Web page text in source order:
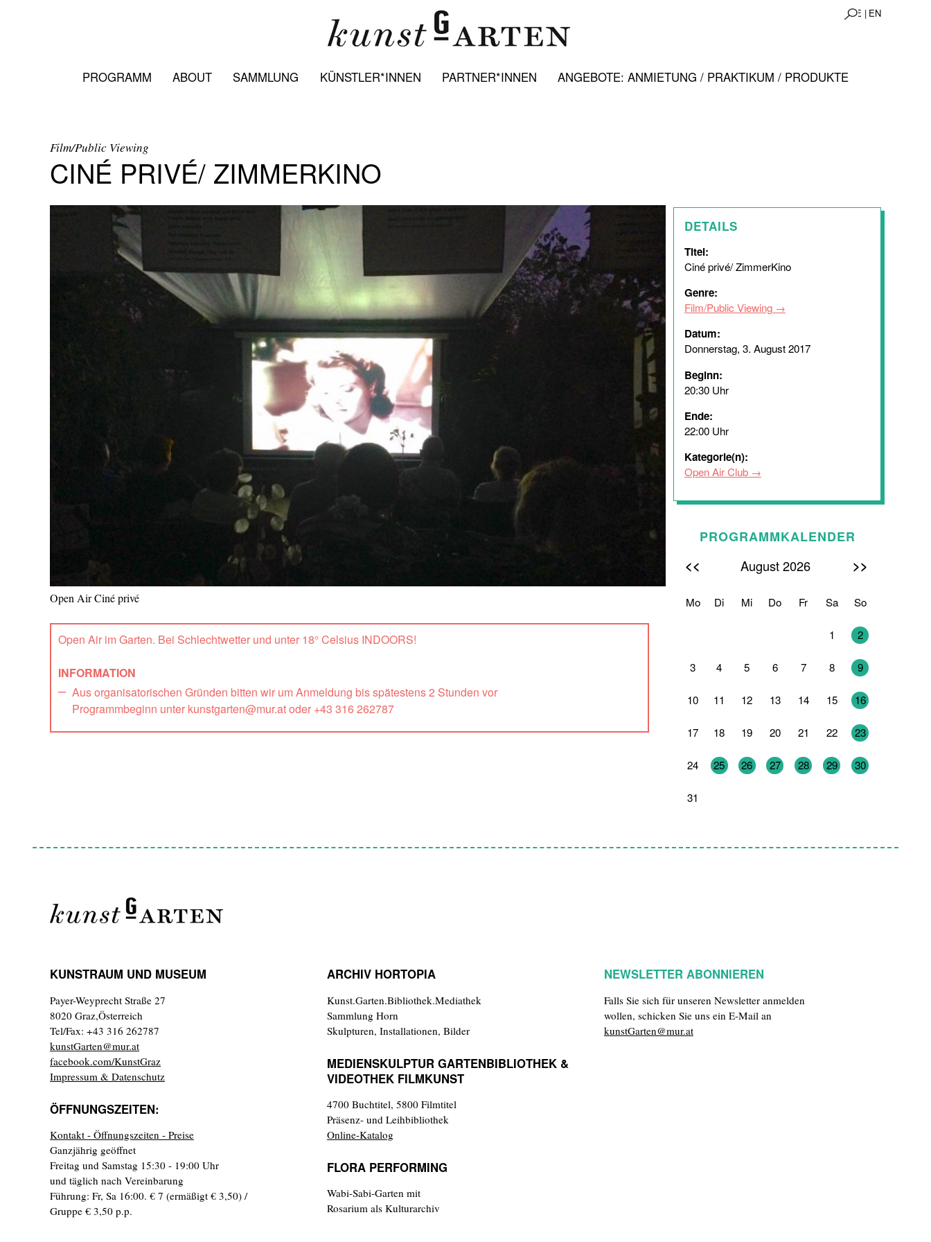
DE | EN
PROGRAMM ABOUT SAMMLUNG KÜNSTLER*INNEN PARTNER*INNEN ANGEBOTE: ANMIETUNG / PRAKTIKUM / PRODUKTE
Film/Public Viewing
CINÉ PRIVÉ/ ZIMMERKINO
Open Air Ciné privé
Open Air im Garten. Bei Schlechtwetter und unter 18° Celsius INDOORS!
INFORMATION
Aus organisatorischen Gründen bitten wir um Anmeldung bis spätestens 2 Stunden vor
Programmbeginn unter kunstgarten@mur.at oder +43 316 262787
DETAILS
Titel:
Ciné privé/ ZimmerKino
Genre:
Film/Public Viewing
Datum:
Donnerstag, 3. August 2017
Beginn:
20:30 Uhr
Ende:
22:00 Uhr
Kategorie(n):
Open Air Club
PROGRAMMKALENDER
<< August 2026 >>
Mo Di Mi Do Fr Sa So
1 2
3 4 5 6 7 8 9
10 11 12 13 14 15 16
17 18 19 20 21 22 23
24 25 26 27 28 29 30
31
KUNSTRAUM UND MUSEUM
Payer-Weyprecht Straße 27
8020 Graz,Österreich
Tel/Fax: +43 316 262787
kunstGarten@mur.at
facebook.com/KunstGraz
Impressum & Datenschutz
ÖFFNUNGSZEITEN:
Kontakt - Öffnungszeiten - Preise
Ganzjährig geöffnet
Freitag und Samstag 15:30 - 19:00 Uhr
und täglich nach Vereinbarung
Führung: Fr, Sa 16:00. € 7 (ermäßigt € 3,50) /
Gruppe € 3,50 p.p.
ARCHIV HORTOPIA
Kunst.Garten.Bibliothek.Mediathek
Sammlung Horn
Skulpturen, Installationen, Bilder
MEDIENSKULPTUR GARTENBIBLIOTHEK &
VIDEOTHEK FILMKUNST
4700 Buchtitel, 5800 Filmtitel
Präsenz- und Leihbibliothek
Online-Katalog
FLORA PERFORMING
Wabi-Sabi-Garten mit
Rosarium als Kulturarchiv
NEWSLETTER ABONNIEREN
Falls Sie sich für unseren Newsletter anmelden
wollen, schicken Sie uns ein E-Mail an
kunstGarten@mur.at